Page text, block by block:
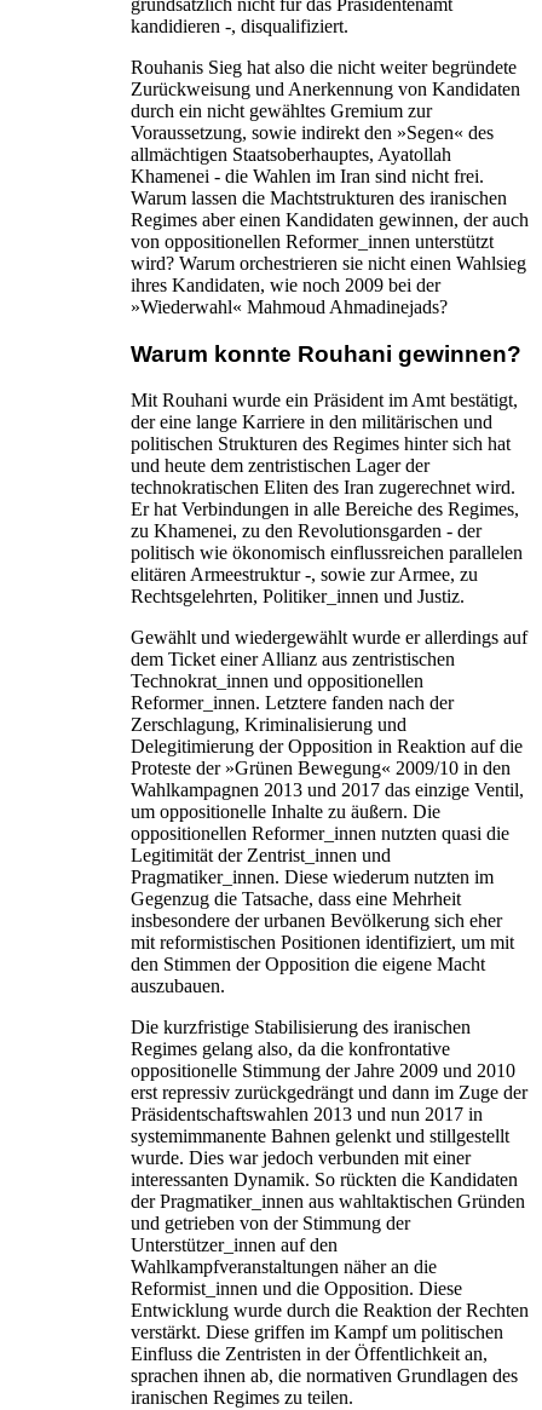
grundsätzlich nicht für das Präsidentenamt
kandidieren -, disqualifiziert.
Rouhanis Sieg hat also die nicht weiter begründete
Zurückweisung und Anerkennung von Kandidaten
durch ein nicht gewähltes Gremium zur
Voraussetzung, sowie indirekt den »Segen« des
allmächtigen Staatsoberhauptes, Ayatollah
Khamenei - die Wahlen im Iran sind nicht frei.
Warum lassen die Machtstrukturen des iranischen
Regimes aber einen Kandidaten gewinnen, der auch
von oppositionellen Reformer_innen unterstützt
wird? Warum orchestrieren sie nicht einen Wahlsieg
ihres Kandidaten, wie noch 2009 bei der
»Wiederwahl« Mahmoud Ahmadinejads?
Warum konnte Rouhani gewinnen?
Mit Rouhani wurde ein Präsident im Amt bestätigt,
der eine lange Karriere in den militärischen und
politischen Strukturen des Regimes hinter sich hat
und heute dem zentristischen Lager der
technokratischen Eliten des Iran zugerechnet wird.
Er hat Verbindungen in alle Bereiche des Regimes,
zu Khamenei, zu den Revolutionsgarden - der
politisch wie ökonomisch einflussreichen parallelen
elitären Armeestruktur -, sowie zur Armee, zu
Rechtsgelehrten, Politiker_innen und Justiz.
Gewählt und wiedergewählt wurde er allerdings auf
dem Ticket einer Allianz aus zentristischen
Technokrat_innen und oppositionellen
Reformer_innen. Letztere fanden nach der
Zerschlagung, Kriminalisierung und
Delegitimierung der Opposition in Reaktion auf die
Proteste der »Grünen Bewegung« 2009/10 in den
Wahlkampagnen 2013 und 2017 das einzige Ventil,
um oppositionelle Inhalte zu äußern. Die
oppositionellen Reformer_innen nutzten quasi die
Legitimität der Zentrist_innen und
Pragmatiker_innen. Diese wiederum nutzten im
Gegenzug die Tatsache, dass eine Mehrheit
insbesondere der urbanen Bevölkerung sich eher
mit reformistischen Positionen identifiziert, um mit
den Stimmen der Opposition die eigene Macht
auszubauen.
Die kurzfristige Stabilisierung des iranischen
Regimes gelang also, da die konfrontative
oppositionelle Stimmung der Jahre 2009 und 2010
erst repressiv zurückgedrängt und dann im Zuge der
Präsidentschaftswahlen 2013 und nun 2017 in
systemimmanente Bahnen gelenkt und stillgestellt
wurde. Dies war jedoch verbunden mit einer
interessanten Dynamik. So rückten die Kandidaten
der Pragmatiker_innen aus wahltaktischen Gründen
und getrieben von der Stimmung der
Unterstützer_innen auf den
Wahlkampfveranstaltungen näher an die
Reformist_innen und die Opposition. Diese
Entwicklung wurde durch die Reaktion der Rechten
verstärkt. Diese griffen im Kampf um politischen
Einfluss die Zentristen in der Öffentlichkeit an,
sprachen ihnen ab, die normativen Grundlagen des
iranischen Regimes zu teilen.